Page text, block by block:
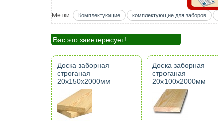
Метки: Комплектующие комплектующие для заборов
Вас это заинтересует!
Доска заборная
строганая
20х150х2000мм
...
Доска заборная
строганая
20х100х2000мм
...